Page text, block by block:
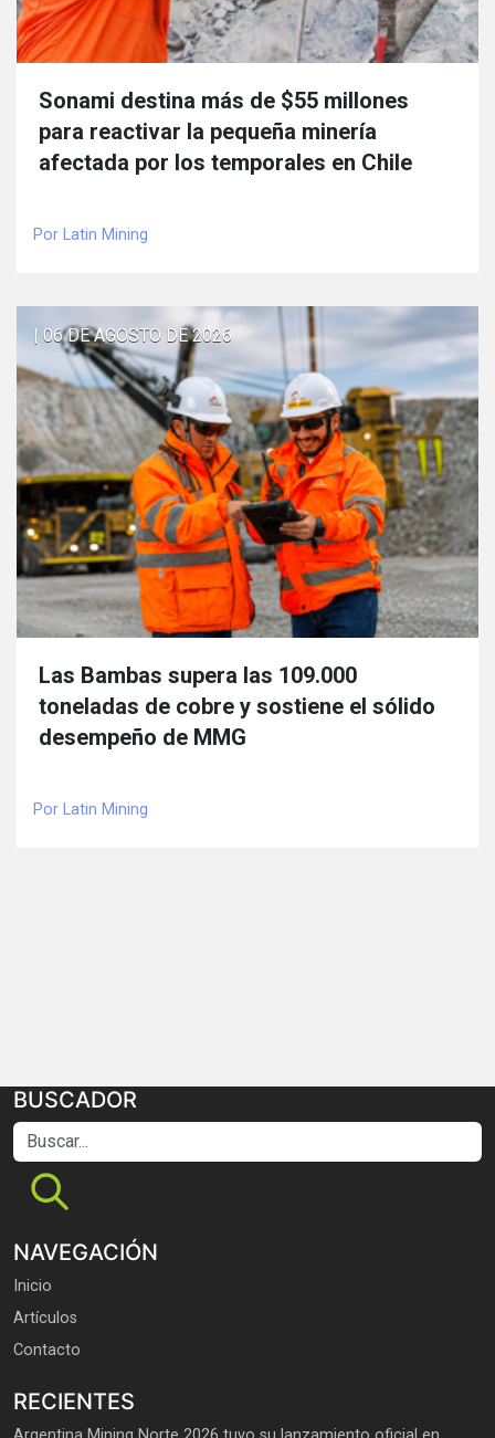
Sonami destina más de $55 millones
para reactivar la pequeña minería
afectada por los temporales en Chile
Por Latin Mining
| 06 DE AGOSTO DE 2026
Las Bambas supera las 109.000
toneladas de cobre y sostiene el sólido
desempeño de MMG
Por Latin Mining
BUSCADOR
Buscar...
NAVEGACIÓN
Inicio
Artículos
Contacto
RECIENTES